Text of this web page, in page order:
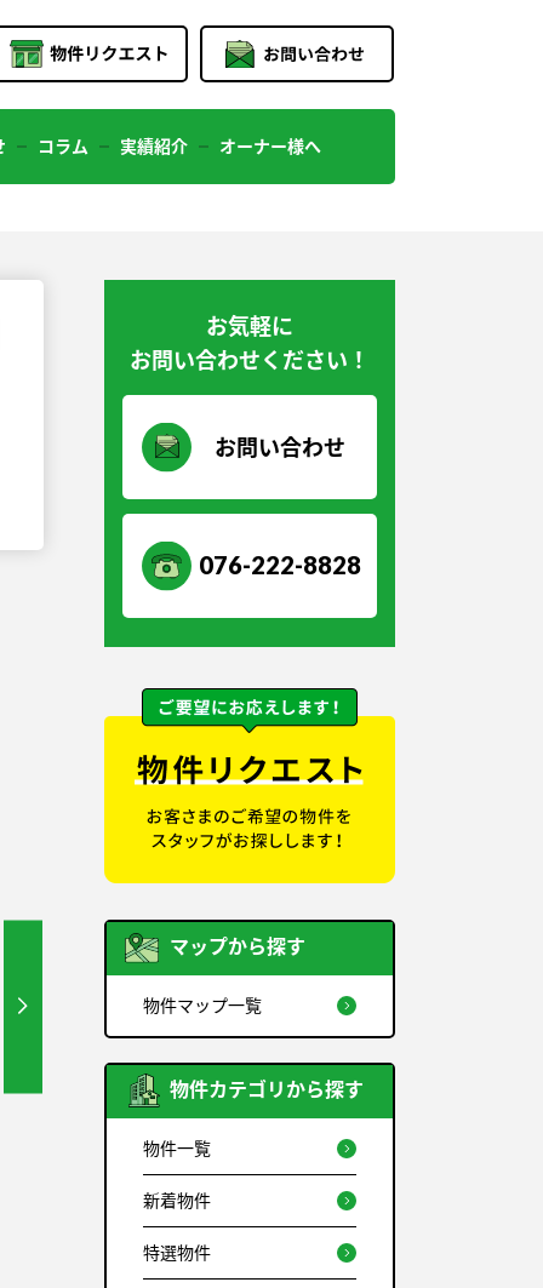
コラム 実績紹介 オーナー様へ
お気軽に
お問い合わせください！
お問い合わせ
076-222-8828
マップから探す
物件マップ一覧
物件カテゴリから探す
物件一覧
新着物件
特選物件